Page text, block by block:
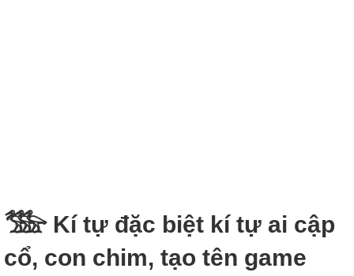
𓅢 Kí tự đặc biệt kí tự ai cập
cổ, con chim, tạo tên game